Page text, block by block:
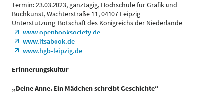
Termin: 23.03.2023, ganztägig, Hochschule für Grafik und
Buchkunst, Wächterstraße 11, 04107 Leipzig
Unterstützung: Botschaft des Königreichs der Niederlande
www.openbooksociety.de
www.itsabook.de
www.hgb-leipzig.de
Erinnerungskultur
„Deine Anne. Ein Mädchen schreibt Geschichte“